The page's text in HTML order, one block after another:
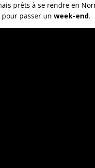
prêts à se rendre en
pour passer un week-end.